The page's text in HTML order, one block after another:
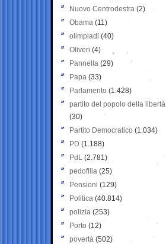
Nuovo Centrodestra (2)
Obama (11)
olimpiadi (40)
Oliveri (4)
Pannella (29)
Papa (33)
Parlamento (1.428)
partito del popolo della libertà
(30)
Partito Democratico (1.034)
PD (1.188)
PdL (2.781)
pedofilia (25)
Pensioni (129)
Politica (40.814)
polizia (253)
Porto (12)
povertà (502)